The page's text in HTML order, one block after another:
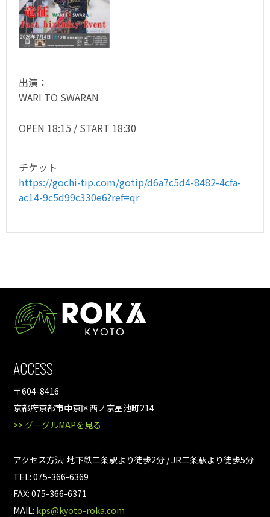
出演：
WARI TO SWARAN
OPEN 18:15 / START 18:30
チケット
https://gochi-tip.com/gotip/d6a7c5d4-8482-4cfa-
ac14-9c5d99c330e6?ref=qr
ACCESS
〒604-8416
京都府京都市中京区西ノ京星池町214
>> グーグルMAPを見る
アクセス方法: 地下鉄二条駅より徒歩2分 / JR二条駅より徒歩5分
TEL: 075-366-6369
FAX: 075-366-6371
MAIL: kps@kyoto-roka.com